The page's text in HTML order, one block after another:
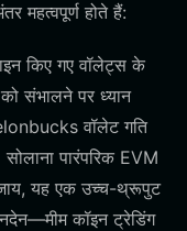
महत्वपूर्ण होते हैं:
किए गए वॉलेट्स के
संभालने पर ध्यान
वॉलेट गति
पारंपरिक EVM
यह एक उच्च-थ्रूपुट
कॉइन ट्रेडिंग